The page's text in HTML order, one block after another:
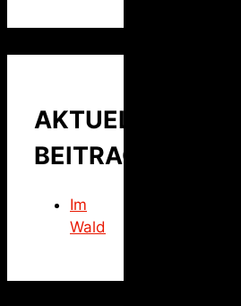
AKTUELLER
BEITRAG
Im
Wald